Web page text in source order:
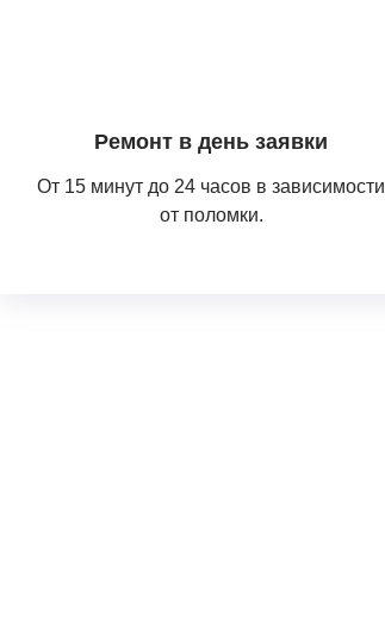
Ремонт в день заявки
От 15 минут до 24 часов в зависимости
от поломки.